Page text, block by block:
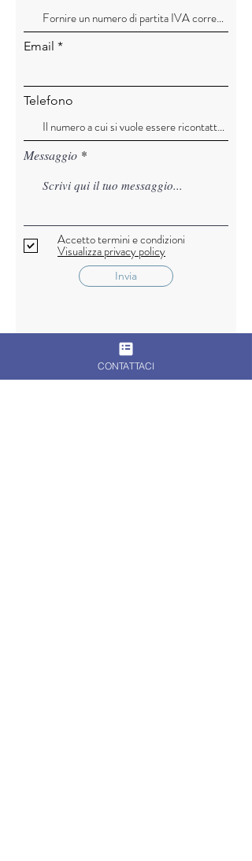
Email
Telefono
Messaggio
Accetto termini e condizioni
Visualizza privacy policy
Invia
CONTATTACI